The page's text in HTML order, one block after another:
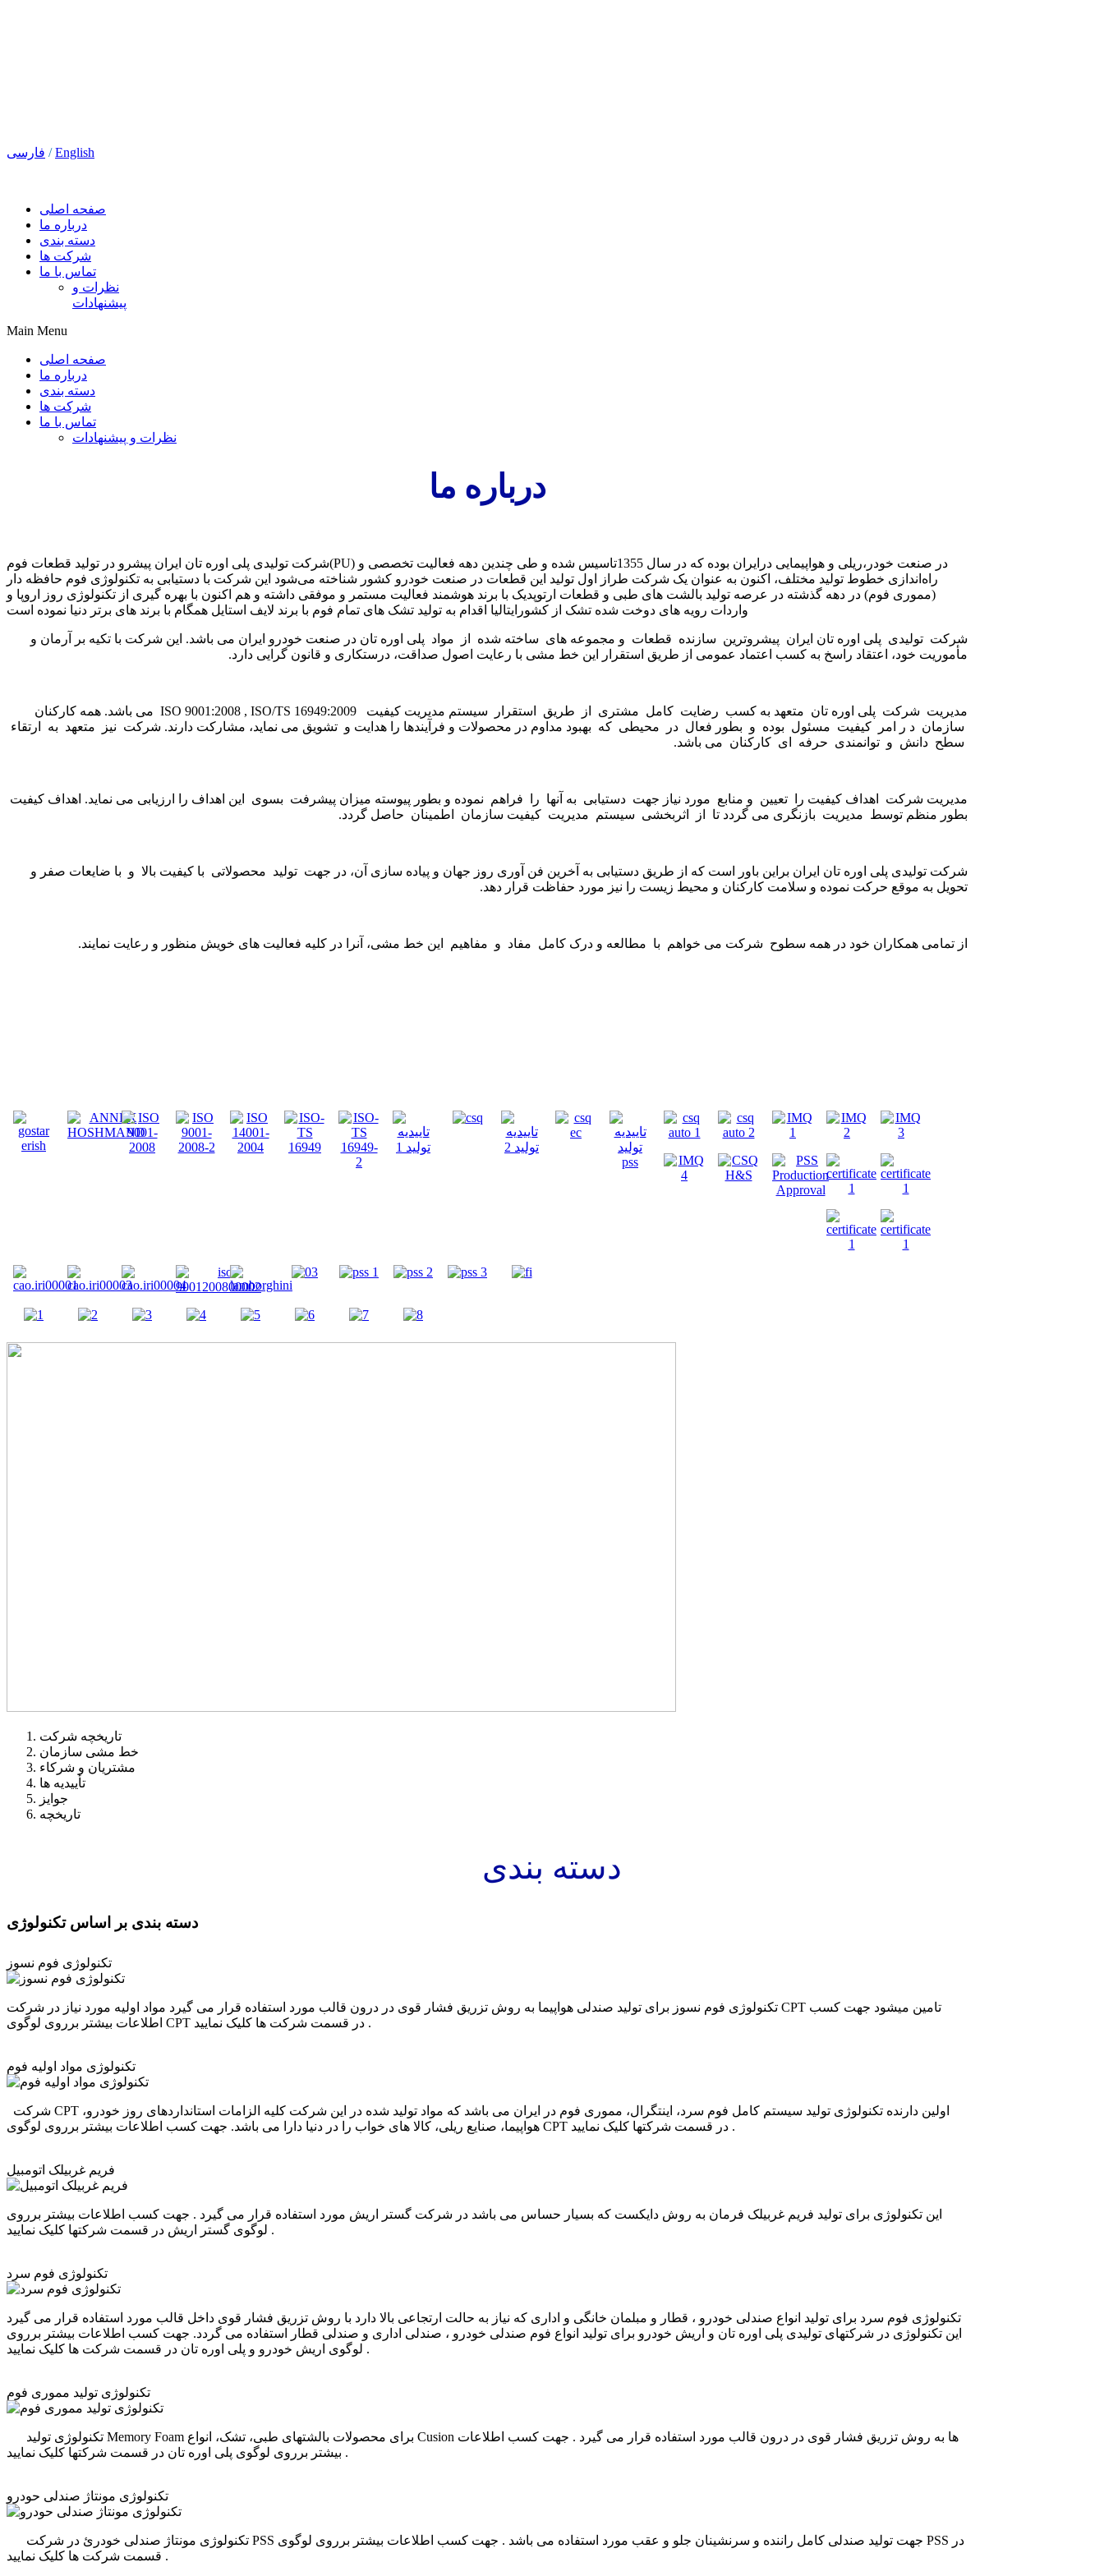
فارسی /English
صفحه اصلی
درباره ما
دسته بندی
شرکت ها
تماس با ما
نظرات و
پیشنهادات
Main Menu
صفحه اصلی
درباره ما
دسته بندی
شرکت ها
تماس با ما
نظرات و پیشنهادات
درباره ما
شرکت تولیدی پلی اوره تان ایران پیشرو در تولید قطعات فوم(PU) در صنعت خودر،ریلی و هواپیمایی درایران بوده که در سال 1355تاسیس شده و طی چندین دهه فعالیت تخصصی و
راه‌اندازی خطوط تولید مختلف، اکنون به عنوان یک شرکت طراز اول تولید این قطعات در صنعت خودرو کشور شناخته می‌شود این شرکت با دستیابی به تکنولوژی فوم حافظه دار
(مموری فوم) در دهه گذشته در عرصه تولید بالشت های طبی و قطعات ارتوپدیک با برند هوشمند فعالیت مستمر و موفقی داشته و هم اکنون با بهره گیری از تکنولوژی روز اروپا و
واردات رویه های دوخت شده تشک از کشورایتالیا اقدام به تولید تشک های تمام فوم با برند لایف استایل همگام با برند های برتر دنیا نموده است
شرکت تولیدی پلی اوره تان ایران پیشروترین سازنده قطعات و مجموعه های ساخته شده از مواد پلی اوره تان در صنعت خودرو ایران می باشد. این شرکت با تکیه بر آرمان و
مأموریت خود، اعتقاد راسخ به کسب اعتماد عمومی از طریق استقرار این خط مشی با رعایت اصول صداقت، درستکاری و قانون گرایی دارد.
مدیریت شرکت پلی اوره تان متعهد به کسب رضایت کامل مشتری از طریق استقرار سیستم مدیریت کیفیت ISO 9001:2008 , ISO/TS 16949:2009 می باشد. همه کارکنان
سازمان د ر امر کیفیت مسئول بوده و بطور فعال در محیطی که بهبود مداوم در محصولات و فرآیندها را هدایت و تشویق می نماید، مشارکت دارند. شرکت نیز متعهد به ارتقاء
سطح دانش و توانمندی حرفه ای کارکنان می باشد.
مدیریت شرکت اهداف کیفیت را تعیین و منابع مورد نیاز جهت دستیابی به آنها را فراهم نموده و بطور پیوسته میزان پیشرفت بسوی این اهداف را ارزیابی می نماید. اهداف کیفیت
بطور منظم توسط مدیریت بازنگری می گردد تا از اثربخشی سیستم مدیریت کیفیت سازمان اطمینان حاصل گردد.
شرکت تولیدی پلی اوره تان ایران براین باور است که از طریق دستیابی به آخرین فن آوری روز جهان و پیاده سازی آن، در جهت تولید محصولاتی با کیفیت بالا و با ضایعات صفر و
تحویل به موقع حرکت نموده و سلامت کارکنان و محیط زیست را نیز مورد حفاظت قرار دهد.
از تمامی همکاران خود در همه سطوح شرکت می خواهم با مطالعه و درک کامل مفاد و مفاهیم این خط مشی، آنرا در کلیه فعالیت های خویش منظور و رعایت نمایند.
تاریخچه شرکت
خط مشی سازمان
مشتریان و شرکاء
تأییدیه ها
جوایز
تاریخچه
دسته بندی
دسته بندی بر اساس تکنولوژی
تکنولوژی فوم نسوز
تکنولوژی فوم نسوز برای تولید صندلی هواپیما به روش تزریق فشار قوی در درون قالب مورد استفاده قرار می گیرد مواد اولیه مورد نیاز در شرکت CPT تامین میشود جهت کسب
اطلاعات بیشتر برروی لوگوی CPT در قسمت شرکت ها کلیک نمایید .
تکنولوژی مواد اولیه فوم
هواپیما، صنایع ریلی، کالا های خواب را در دنیا دارا می باشد. جهت کسب اطلاعات بیشتر برروی لوگوی CPT در قسمت شرکتها کلیک نمایید .
فریم غربیلک اتومبیل
این تکنولوژی برای تولید فریم غربیلک فرمان به روش دایکست که بسیار حساس می باشد در شرکت گستر اریش مورد استفاده قرار می گیرد . جهت کسب اطلاعات بیشتر برروی
لوگوی گستر اریش در قسمت شرکتها کلیک نمایید .
تکنولوژی فوم سرد
تکنولوژی فوم سرد برای تولید انواع صندلی خودرو ، قطار و مبلمان خانگی و اداری که نیاز به حالت ارتجاعی بالا دارد با روش تزریق فشار قوی داخل قالب مورد استفاده قرار می گیرد
این تکنولوژی در شرکتهای تولیدی پلی اوره تان و اریش خودرو برای تولید انواع فوم صندلی خودرو ، صندلی اداری و صندلی قطار استفاده می گردد. جهت کسب اطلاعات بیشتر برروی
لوگوی اریش خودرو و پلی اوره تان در قسمت شرکت ها کلیک نمایید .
تکنولوژی تولید مموری فوم
بیشتر برروی لوگوی پلی اوره تان در قسمت شرکتها کلیک نمایید .
تکنولوژی مونتاژ صندلی حودرو
قسمت شرکت ها کلیک نمایید .